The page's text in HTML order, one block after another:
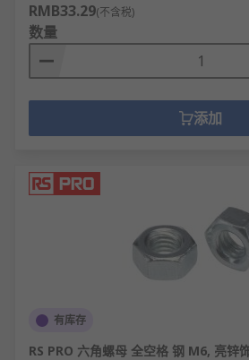
RMB33.29(不含税)
数量
添加
有库存
RS PRO 六角螺母 全空格 钢 M6, 亮锌